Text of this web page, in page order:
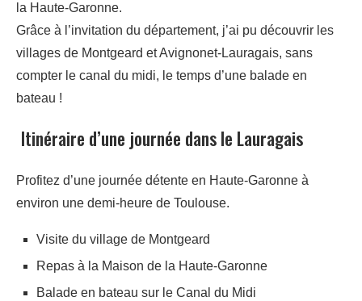
la Haute-Garonne.
Grâce à l’invitation du département, j’ai pu découvrir les
villages de Montgeard et Avignonet-Lauragais, sans
compter le canal du midi, le temps d’une balade en
bateau !
Itinéraire d’une journée dans le Lauragais
Profitez d’une journée détente en Haute-Garonne à
environ une demi-heure de Toulouse.
Visite du village de Montgeard
Repas à la Maison de la Haute-Garonne
Balade en bateau sur le Canal du Midi